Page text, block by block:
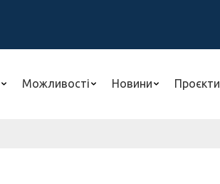
Можливості Новини Проєкти